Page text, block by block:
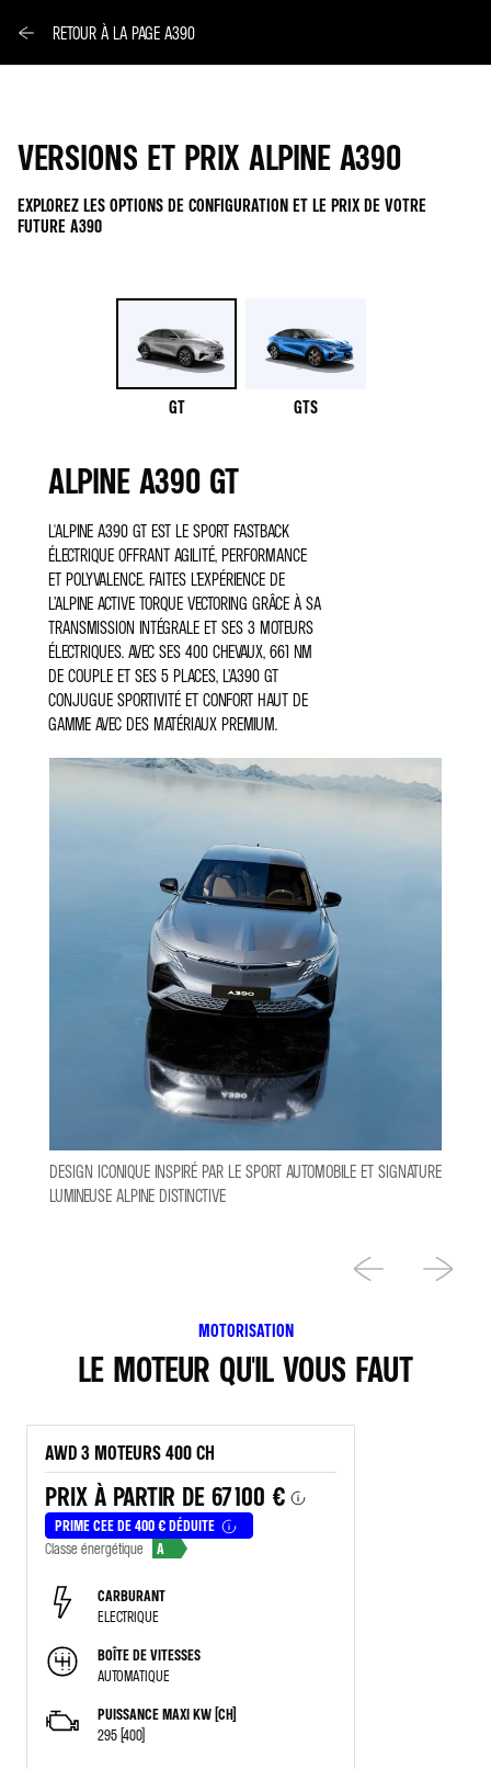
RETOUR À LA PAGE A390
VERSIONS ET PRIX ALPINE A390
EXPLOREZ LES OPTIONS DE CONFIGURATION ET LE PRIX DE VOTRE
FUTURE A390
GT GTS
ALPINE A390 GT
L'ALPINE A390 GT EST LE SPORT FASTBACK
ÉLECTRIQUE OFFRANT AGILITÉ, PERFORMANCE
ET POLYVALENCE. FAITES L’EXPÉRIENCE DE
L’ALPINE ACTIVE TORQUE VECTORING GRÂCE À SA
TRANSMISSION INTÉGRALE ET SES 3 MOTEURS
ÉLECTRIQUES. AVEC SES 400 CHEVAUX, 661 NM
DE COUPLE ET SES 5 PLACES, L’A390 GT
CONJUGUE SPORTIVITÉ ET CONFORT HAUT DE
GAMME AVEC DES MATÉRIAUX PREMIUM.
DESIGN ICONIQUE INSPIRÉ PAR LE SPORT AUTOMOBILE ET SIGNATURE
LUMINEUSE ALPINE DISTINCTIVE
MOTORISATION
LE MOTEUR QU'IL VOUS FAUT
AWD 3 MOTEURS 400 CH
PRIX À PARTIR DE 67 100 €
PRIME CEE DE 400 € DÉDUITE
Classe énergétique
A
CARBURANT
ELECTRIQUE
BOÎTE DE VITESSES
AUTOMATIQUE
PUISSANCE MAXI KW (CH)
295 (400)